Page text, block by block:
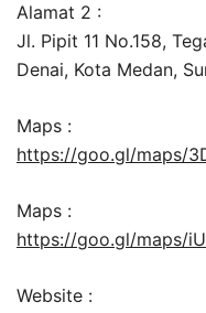
Alamat 2 :
Jl. Pipit 11 No.158,
Denai, Kota Medan,
Maps :
https://goo.gl/maps/
Maps :
https://goo.gl/maps/
Website :